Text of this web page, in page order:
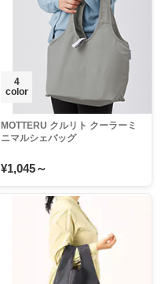
4
color
MOTTERU クルリト クーラーミ
ニマルシェバッグ
¥1,045～